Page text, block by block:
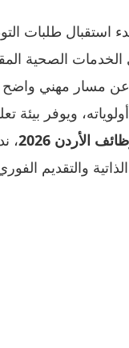
الخدمات الصحية
عن مسار مهني
ويوفر بيئة
الأردن 2026
،
والتقديم